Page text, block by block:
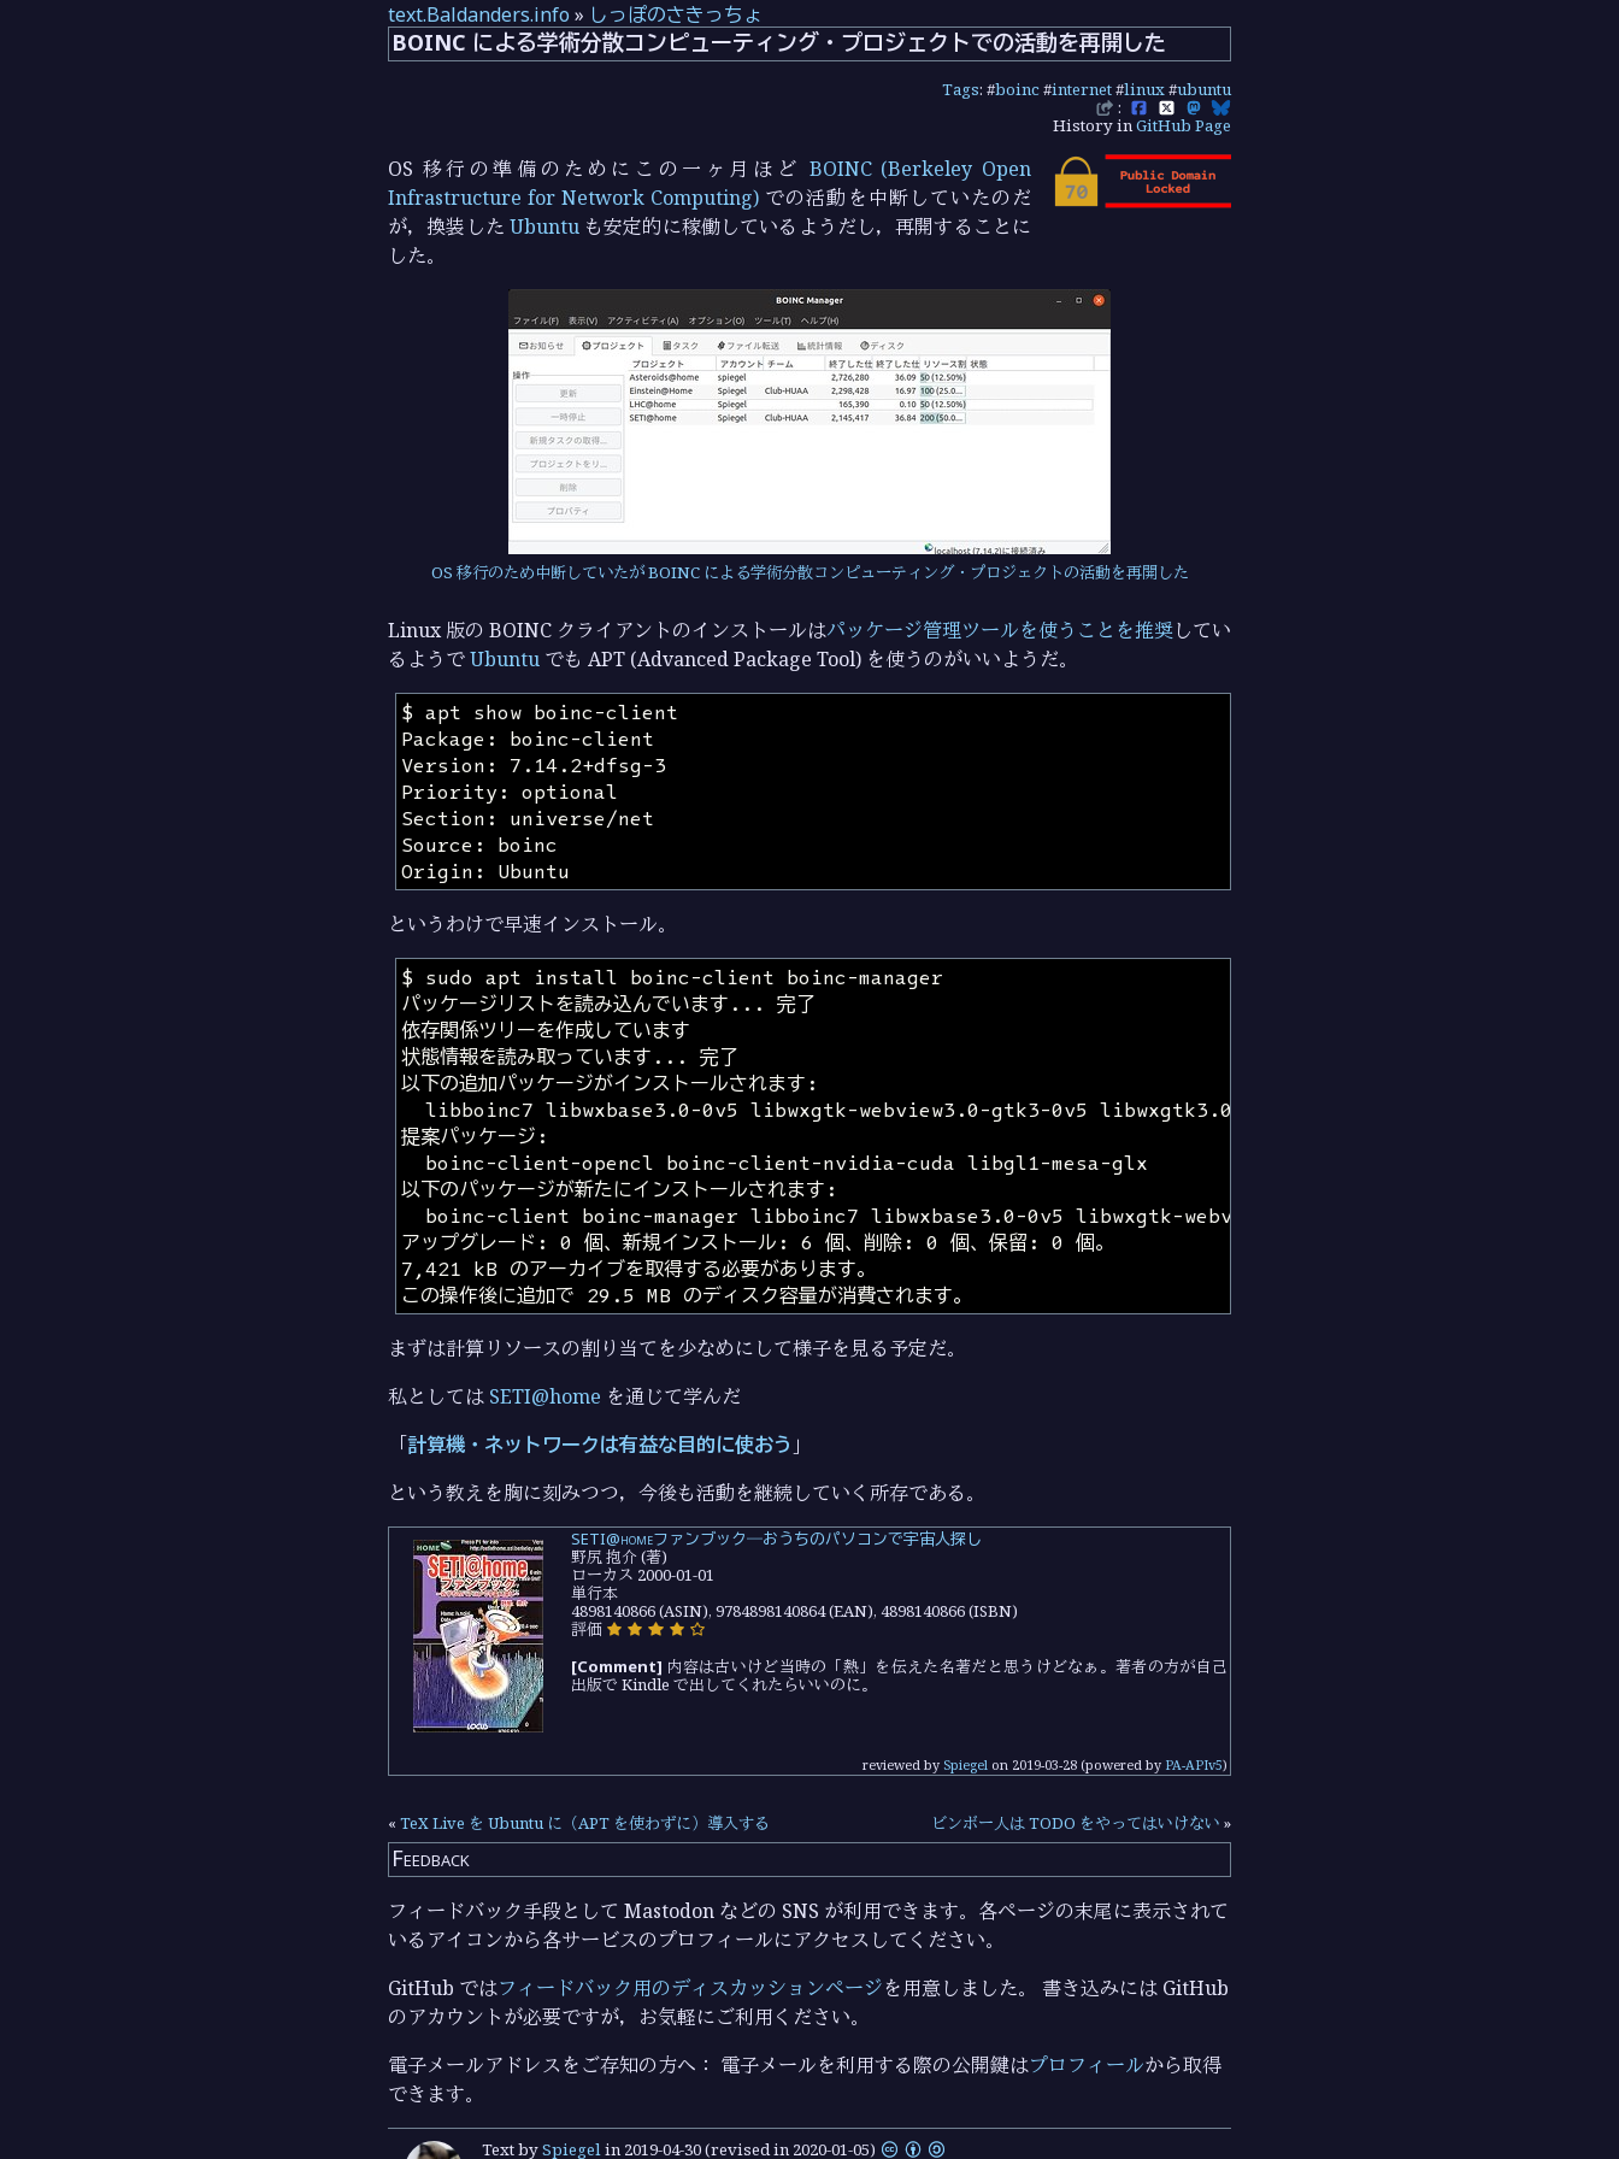
text.Baldanders.info » しっぽのさきっちょ
BOINC による学術分散コンピューティング・プロジェクトでの活動を再開した
Tags: #boinc#internet#linux#ubuntu
:
History inGitHub Page
OS 移行の準備のためにこの一ヶ月ほど BOINC (Berkeley Open
Infrastructure for Network Computing) での活動を中断していたのだ
が，換装した Ubuntuも安定的に稼働しているようだし，再開することに
した。
OS 移行のため中断していたが BOINC による学術分散コンピューティング・プロジェクトの活動を再開した
Linux 版の BOINC クライアントのインストールはパッケージ管理ツールを使うことを推奨してい
るようでUbuntu でも APT (Advanced Package Tool) を使うのがいいようだ。
というわけで早速インストール。
まずは計算リソースの割り当てを少なめにして様子を見る予定だ。
私としては SETI@home を通じて学んだ
「計算機・ネットワークは有益な目的に使おう 」
という教えを胸に刻みつつ，今後も活動を継続していく所存である。
SETI@homeファンブック―おうちのパソコンで宇宙人探し
野尻 抱介 (著)
ローカス 2000-01-01
単行本
4898140866 (ASIN), 9784898140864 (EAN), 4898140866 (ISBN)
評価
[Comment] 内容は古いけど当時の「熱」を伝えた名著だと思うけどなぁ。著者の方が自己
出版で Kindle で出してくれたらいいのに。
reviewed by Spiegel on 2019-03-28 (powered by PA-APIv5)
« TeX Live を Ubuntu に（APT を使わずに）導入する ビンボー人は TODO をやってはいけない »
Feedback
フィードバック手段として Mastodon などの SNS が利用できます。各ページの末尾に表示されて
いるアイコンから各サービスのプロフィールにアクセスしてください。
GitHub ではフィードバック用のディスカッションページを用意しました。 書き込みには GitHub
のアカウントが必要ですが，お気軽にご利用ください。
電子メールアドレスをご存知の方へ： 電子メールを利用する際の公開鍵はプロフィールから取得
できます。
Text bySpiegelin 2019-04-30(revised in 2020-01-05)